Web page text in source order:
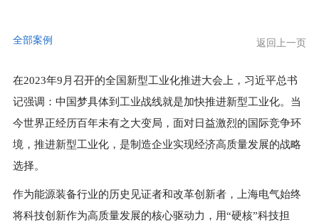
全部案例 返回上一页
在2023年9 月召开的全国新型工业化推进大会上，习近平总书
记强调：中国梦具体到工业战线就是加快推进新型工业化。当
今世界正经历百年未有之大变局，面对日益激烈的国际竞争环
境，推进新型工业化，是制造企业实现经济高质量发展的战略
选择。
作为能源装备行业的历史见证者和改革创新者，上海电气始终
将科技创新作为高质量发展的核心驱动力，用“硬核”科技担